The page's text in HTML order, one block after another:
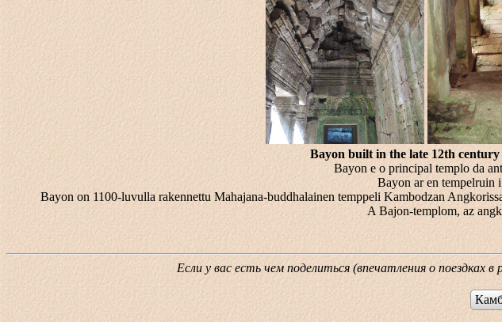
Bayon built in the late 12th
Bayon e o principal templo da
Bayon ar en tempelruin
Bayon on 1100-luvulla rakennettu Mahajana-buddhalainen temppeli Kambodzan
A Bajon-templom, az
Если у вас есть чем поделиться (впечатления о